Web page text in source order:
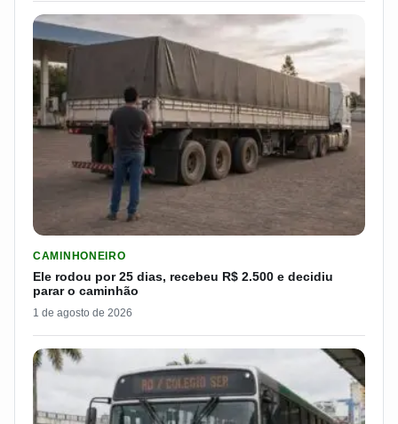
CAMINHONEIRO
Ele rodou por 25 dias, recebeu R$ 2.500 e decidiu
parar o caminhão
1 de agosto de 2026